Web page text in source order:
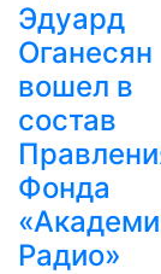
Эдуард
Оганесян
вошел в
состав
Фонда
Радио»